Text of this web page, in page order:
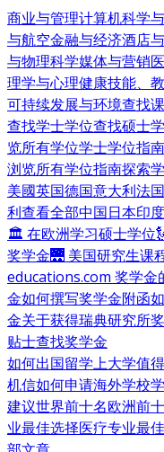
商业与管理计算机科学
与航空金融与经济酒店
与物理科学媒体与营销
理学与心理健康技能、
可持续发展与环境查找
查找学士学位查找硕士
览所有学位学士学位指南
浏览所有学位指南探索
美國英国德国意大利法国
利查看全部中国日本印度
🏛 在欧洲学习硕士学位
奖学金🌉 美国研究生课
educations.com 奖学金
金如何撰写奖学金附函
金关于获得瑞典研究所
贴士查找奖学金
如何出国留学上大学值
机信如何申请海外学校
建议世界前十名欧洲前
业最佳选择医疗专业最